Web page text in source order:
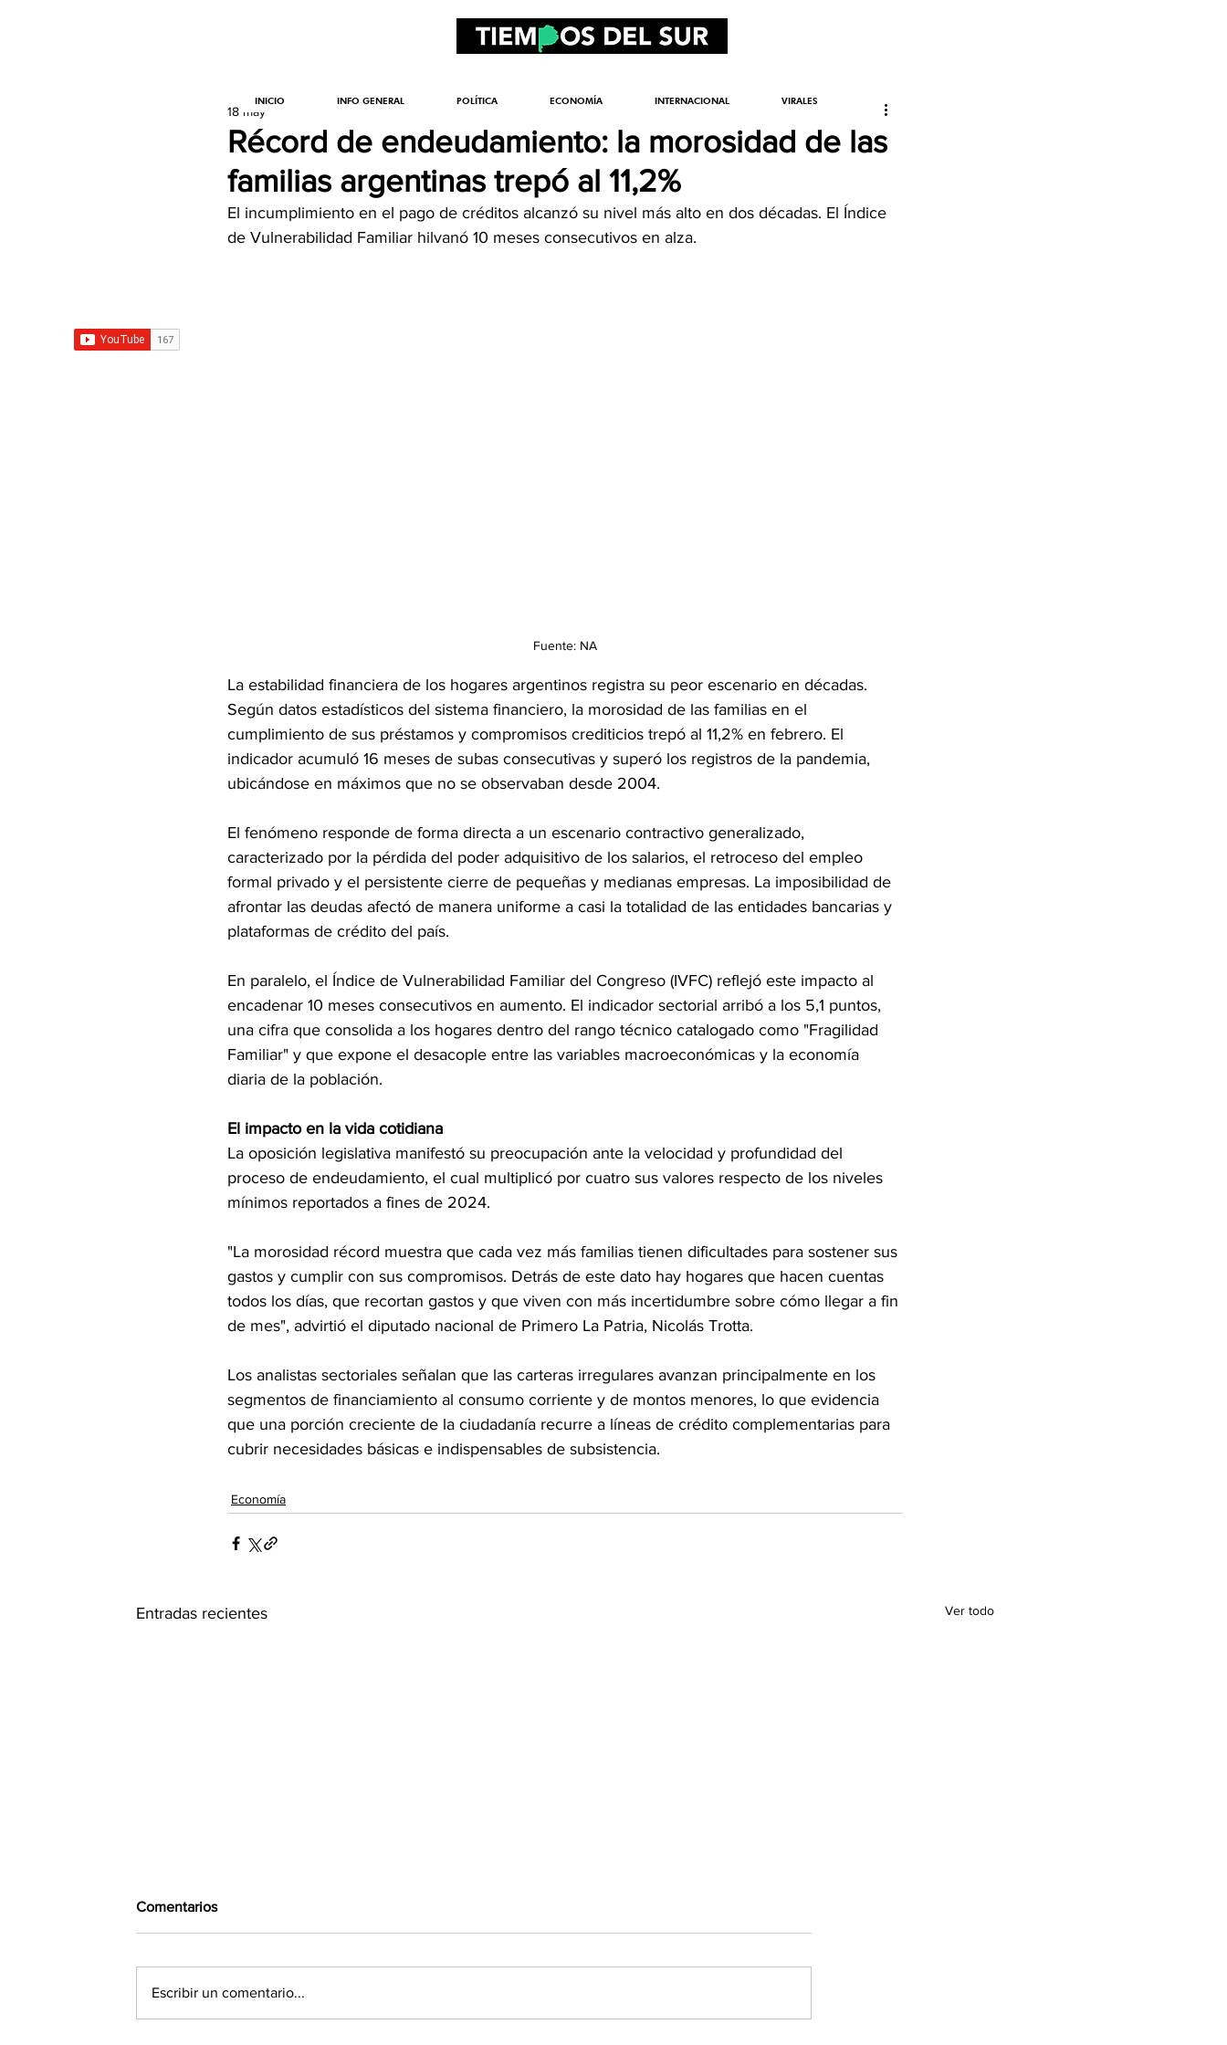
Récord de endeudamiento: la morosidad de las
familias argentinas trepó al 11,2%
18 may
El incumplimiento en el pago de créditos alcanzó su nivel más alto en dos décadas. El Índice
de Vulnerabilidad Familiar hilvanó 10 meses consecutivos en alza.
Fuente: NA
La estabilidad financiera de los hogares argentinos registra su peor escenario en décadas.
Según datos estadísticos del sistema financiero, la morosidad de las familias en el
cumplimiento de sus préstamos y compromisos crediticios trepó al 11,2% en febrero. El
indicador acumuló 16 meses de subas consecutivas y superó los registros de la pandemia,
ubicándose en máximos que no se observaban desde 2004.
El fenómeno responde de forma directa a un escenario contractivo generalizado,
caracterizado por la pérdida del poder adquisitivo de los salarios, el retroceso del empleo
formal privado y el persistente cierre de pequeñas y medianas empresas. La imposibilidad de
afrontar las deudas afectó de manera uniforme a casi la totalidad de las entidades bancarias y
plataformas de crédito del país.
En paralelo, el Índice de Vulnerabilidad Familiar del Congreso (IVFC) reflejó este impacto al
encadenar 10 meses consecutivos en aumento. El indicador sectorial arribó a los 5,1 puntos,
una cifra que consolida a los hogares dentro del rango técnico catalogado como "Fragilidad
Familiar" y que expone el desacople entre las variables macroeconómicas y la economía
diaria de la población.
El impacto en la vida cotidiana
La oposición legislativa manifestó su preocupación ante la velocidad y profundidad del
proceso de endeudamiento, el cual multiplicó por cuatro sus valores respecto de los niveles
mínimos reportados a fines de 2024.
"La morosidad récord muestra que cada vez más familias tienen dificultades para sostener sus
gastos y cumplir con sus compromisos. Detrás de este dato hay hogares que hacen cuentas
todos los días, que recortan gastos y que viven con más incertidumbre sobre cómo llegar a fin
de mes", advirtió el diputado nacional de Primero La Patria, Nicolás Trotta.
Los analistas sectoriales señalan que las carteras irregulares avanzan principalmente en los
segmentos de financiamiento al consumo corriente y de montos menores, lo que evidencia
que una porción creciente de la ciudadanía recurre a líneas de crédito complementarias para
cubrir necesidades básicas e indispensables de subsistencia.
Economía
Entradas recientes Ver todo
Comentarios
Escribir un comentario...
INICIO INFO GENERAL POLÍTICA ECONOMÍA INTERNACIONAL VIRALES